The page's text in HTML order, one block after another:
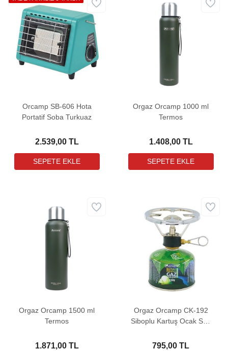
Orcamp SB-606 Hota
Portatif Soba Turkuaz
2.539,00 TL
Orgaz Orcamp 1000 ml
Termos
1.408,00 TL
Orgaz Orcamp 1500 ml
Termos
1.871,00 TL
Orgaz Orcamp CK-192
Siboplu Kartuş Ocak Seti
Birlikte)
795,00 TL